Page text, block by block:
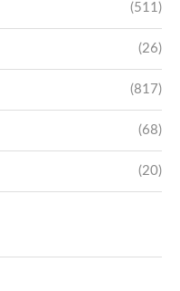
(511)
(26)
(817)
(68)
(20)